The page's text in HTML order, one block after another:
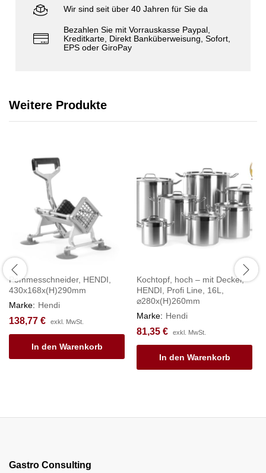
Wir sind seit über 40 Jahren für Sie da
Bezahlen Sie mit Vorrauskasse Paypal,
Kreditkarte, Direkt Banküberweisung, Sofort,
EPS oder GiroPay
Weitere Produkte
Pommesschneider, HENDI,
430x168x(H)290mm
Marke: Hendi
138,77 € exkl. MwSt.
In den Warenkorb
Kochtopf, hoch – mit Deckel,
HENDI, Profi Line, 16L,
⌀280x(H)260mm
Marke: Hendi
81,35 € exkl. MwSt.
In den Warenkorb
Gastro Consulting